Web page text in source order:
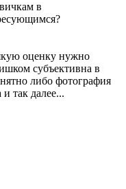
в
оценку нужно
субъективна в
либо фотография
так далее...